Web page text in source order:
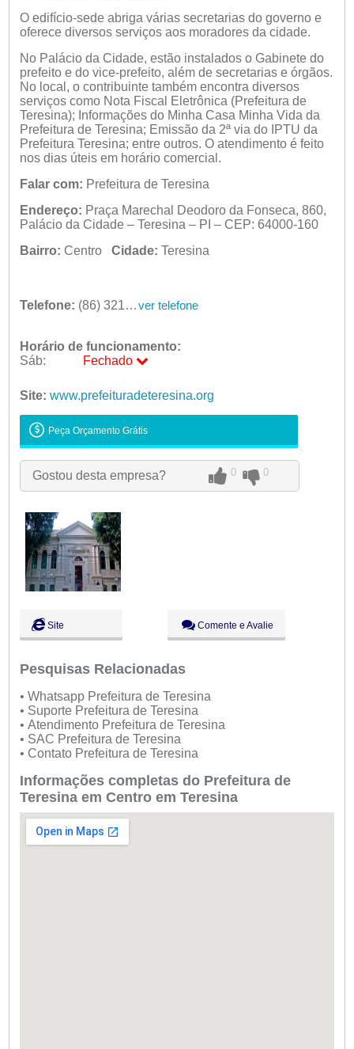
O edifício-sede abriga várias secretarias do governo e
oferece diversos serviços aos moradores da cidade.
No Palácio da Cidade, estão instalados o Gabinete do
prefeito e do vice-prefeito, além de secretarias e órgãos.
No local, o contribuinte também encontra diversos
serviços como Nota Fiscal Eletrônica (Prefeitura de
Teresina); Informações do Minha Casa Minha Vida da
Prefeitura de Teresina; Emissão da 2ª via do IPTU da
Prefeitura Teresina; entre outros. O atendimento é feito
nos dias úteis em horário comercial.
Falar com: Prefeitura de Teresina
Endereço: Praça Marechal Deodoro da Fonseca, 860,
Palácio da Cidade – Teresina – PI – CEP: 64000-160
Bairro: Centro Cidade: Teresina
Telefone: (86) 3215-7512 ver telefone
Horário de funcionamento:
Sáb:
Fechado
Ter:
09:00 - 18:00
Qui:
09:00 - 18:00
Sex:
09:00 - 18:00
Sáb:
Fechado
Dom:
Site: www.prefeituradeteresina.org
Peça Orçamento Grátis
Gostou desta empresa? 0 0
Site Comente e Avalie
Pesquisas Relacionadas
• Whatsapp Prefeitura de Teresina
• Suporte Prefeitura de Teresina
• Atendimento Prefeitura de Teresina
• SAC Prefeitura de Teresina
• Contato Prefeitura de Teresina
Informações completas do Prefeitura de
Teresina em Centro em Teresina